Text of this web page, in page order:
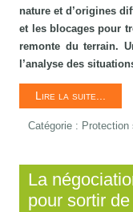
nature et d’origines
et les blocages pour
remonte du terrain.
l’analyse des
Lire la suite...
Catégorie : Protection
La
pour sortir